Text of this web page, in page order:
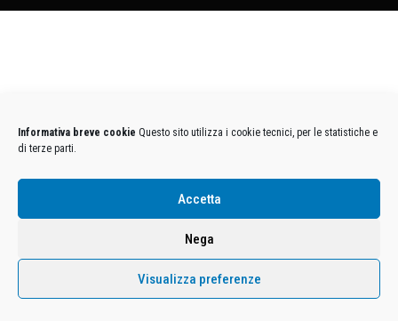
Informativa breve cookie Questo sito utilizza i cookie tecnici, per le statistiche e
di terze parti.
Accetta
Nega
Visualizza preferenze